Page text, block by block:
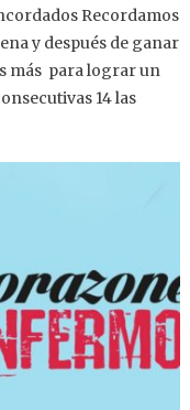
Recordamos
y después de ganar
más para lograr un
14 las